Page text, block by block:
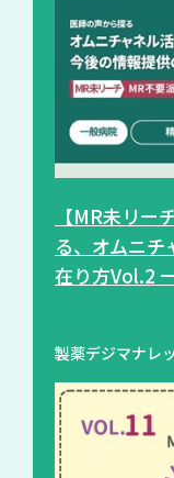
【MR未リ
る、オムニ
在り方Vol.2
製薬デジマナレ